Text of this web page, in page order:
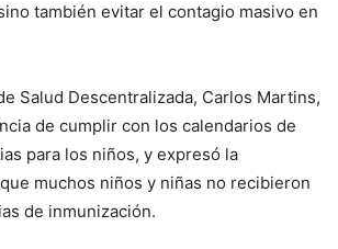
también evitar el contagio masivo en
Salud Descentralizada, Carlos Martins,
de cumplir con los calendarios de
para los niños, y expresó la
muchos niños y niñas no recibieron
de inmunización.